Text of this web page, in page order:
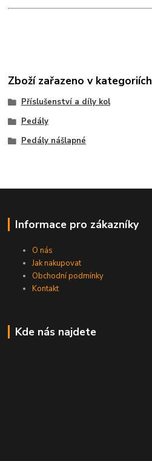
Zboží zařazeno v kategoriích
Příslušenství a díly kol
Pedály
Pedály nášlapné
Informace pro zákazníky
O nás
Jak nakupovat
Obchodní podmínky
Kontakt
Kde nás najdete